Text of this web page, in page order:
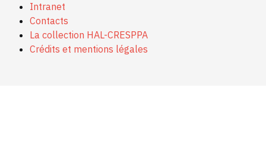
Intranet
Contacts
La collection HAL-CRESPPA
Crédits et mentions légales